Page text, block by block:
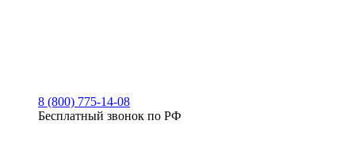
8 (800) 775-14-08
Бесплатный звонок по РФ